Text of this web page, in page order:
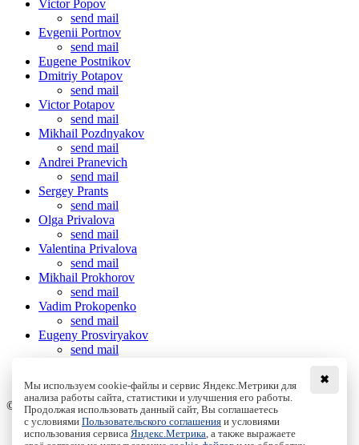
Victor Popov
send mail
Evgenii Portnov
send mail
Eugene Postnikov
Dmitriy Potapov
send mail
Victor Potapov
send mail
Mikhail Pozdnyakov
send mail
Andrei Pranevich
send mail
Sergey Prants
send mail
Olga Privalova
send mail
Valentina Privalova
send mail
Mikhail Prokhorov
send mail
Vadim Prokopenko
send mail
Eugeny Prosviryakov
send mail
© Institute of Computer Science Izhevsk, 2005 - 2026
About
✖
Мы используем cookie-файлы и сервис Яндекс.Метрики для
анализа работы сайта, статистики и улучшения его работы.
Продолжая использовать данный сайт, Вы соглашаетесь
с условиями Пользовательского соглашения и условиями
использования сервиса Яндекс.Метрика , а также выражаете